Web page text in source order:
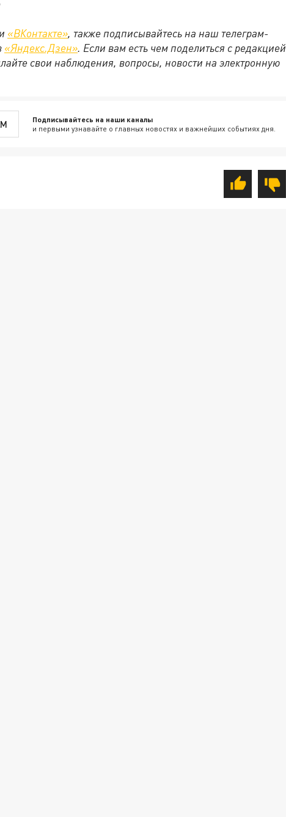
«ВКонтакте», также подписывайтесь на наш телеграм-
«Яндекс.Дзен». Если вам есть чем поделиться с редакцией
свои наблюдения, вопросы, новости на электронную
Подписывайтесь на наши каналы
и первыми узнавайте о главных новостях и важнейших событиях дня.